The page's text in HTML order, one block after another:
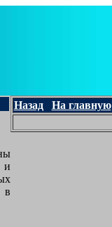
и
в
Назад На главную